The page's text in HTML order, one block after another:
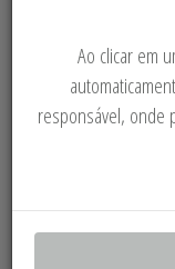
Imoveis
+400 LOTES:
Ao clicar em
responsável, onde